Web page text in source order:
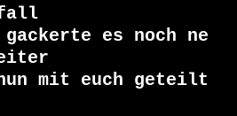
es noch ne
nun mit euch geteilt